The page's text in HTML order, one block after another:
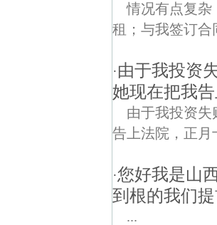
情况有点复杂
租；与我签订合
·由于我投资
她现在把我
由于我投资
告上法院，正月
·您好我是山
到根的我们
...